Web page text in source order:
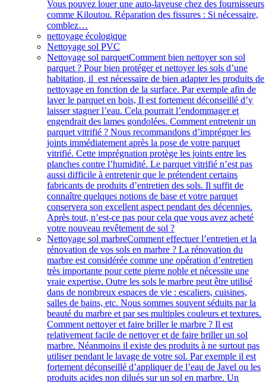
Vous pouvez louer une auto-laveuse chez des fournisseurs
comme Kiloutou. Réparation des fissures : Si nécessaire,
comblez…
nettoyage écologique
Nettoyage sol PVC
Nettoyage sol parquetComment bien nettoyer son sol
parquet ? Pour bien protéger et nettoyer les sols d’une
habitation, il est nécessaire de bien adapter les produits de
nettoyage en fonction de la surface. Par exemple afin de
laver le parquet en bois, Il est fortement déconseillé d’y
laisser stagner l’eau. Cela pourrait l’endommager et
engendrait des lames gondolées. Comment entretenir un
parquet vitrifié ? Nous recommandons d’imprégner les
joints immédiatement après la pose de votre parquet
vitrifié. Cette imprégnation protège les joints entre les
planches contre l’humidité. Le parquet vitrifié n’est pas
aussi difficile à entretenir que le prétendent certains
fabricants de produits d’entretien des sols. Il suffit de
connaître quelques notions de base et votre parquet
conservera son excellent aspect pendant des décennies.
Après tout, n’est-ce pas pour cela que vous avez acheté
votre nouveau revêtement de sol ?
Nettoyage sol marbreComment effectuer l’entretien et la
rénovation de vos sols en marbre ? La rénovation du
marbre est considérée comme une opération d’entretien
très importante pour cette pierre noble et nécessite une
vraie expertise. Outre les sols le marbre peut être utilisé
dans de nombreux espaces de vie : escaliers, cuisines,
salles de bains, etc. Nous sommes souvent séduits par la
beauté du marbre et par ses multiples couleurs et textures.
Comment nettoyer et faire briller le marbre ? Il est
relativement facile de nettoyer et de faire briller un sol
marbre. Néanmoins il existe des produits à ne surtout pas
utiliser pendant le lavage de votre sol. Par exemple il est
fortement déconseillé d’appliquer de l’eau de Javel ou les
produits acides non dilués sur un sol en marbre. Un